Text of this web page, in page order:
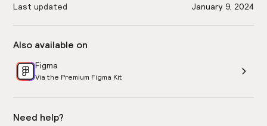
Last updated
January 9, 2024
Also available on
Figma
Via the Premium Figma Kit
Need help?